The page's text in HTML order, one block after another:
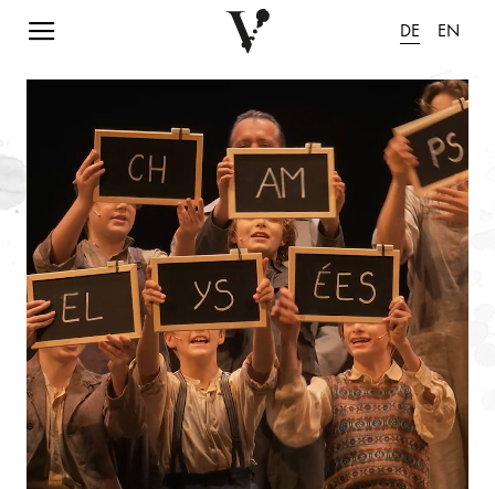
Navigation einblenden DE EN
Animation pausieren